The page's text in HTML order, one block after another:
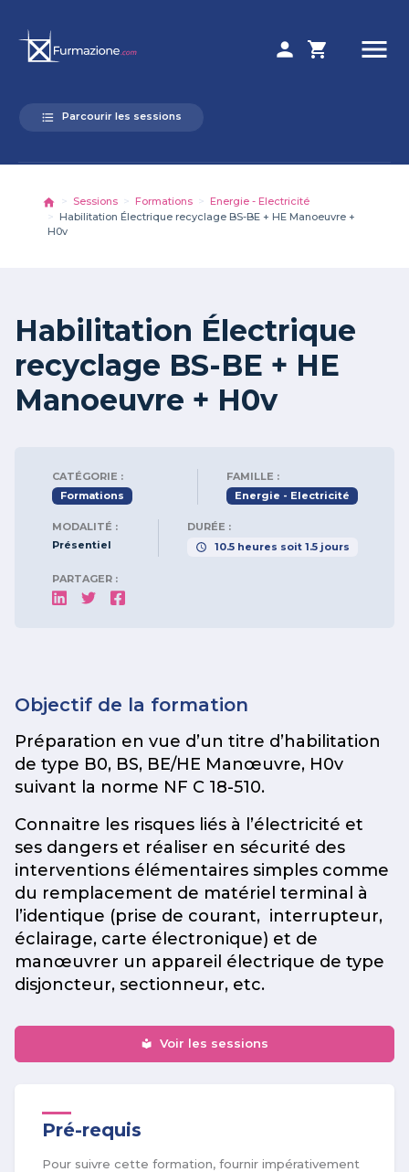
person shopping_cart menu
format_list_bulleted Parcourir les sessions
Sessions Formations
Energie - Electricité
Habilitation Électrique recyclage BS-BE + HE Manoeuvre +
H0v
Habilitation Électrique
recyclage BS-BE + HE
Manoeuvre + H0v
CATÉGORIE :
Formations
FAMILLE :
Energie - Electricité
MODALITÉ :
Présentiel
DURÉE :
10.5 heures soit 1.5 jours
PARTAGER :
Objectif de la formation
Préparation en vue d’un titre d’habilitation
de type B0, BS, BE/HE Manœuvre, H0v
suivant la norme NF C 18-510.
Connaitre les risques liés à l’électricité et
ses dangers et réaliser en sécurité des
interventions élémentaires simples comme
du remplacement de matériel terminal à
l’identique (prise de courant, interrupteur,
éclairage, carte électronique) et de
manœuvrer un appareil électrique de type
disjoncteur, sectionneur, etc.
Voir les sessions
Pré-requis
Pour suivre cette formation, fournir impérativement